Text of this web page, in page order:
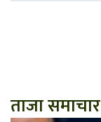
ताजा समाचार